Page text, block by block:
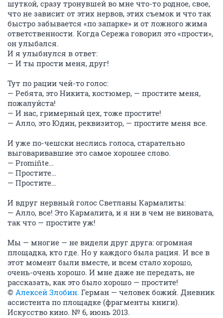
шуткой, сразу тронувшей во мне что-то родное, свое,
что не зависит от этих нервов, этих съемок и что так
быстро забывается «по запарке» и от ложного жима
ответственности. Когда Сережа говорил это «прости»,
он улыбался.
И я улыбнулся в ответ:
— И ты прости меня, друг!
Тут по рации чей-то голос:
— Ребята, это Никита, костюмер, — простите меня,
пожалуйста!
— И нас, гримерный цех, тоже простите!
— Алло, это Юдин, реквизитор, — простите меня все.
И уже по-чешски неслись голоса, старательно
выговаривавшие это самое хорошее слово.
— Promiňte…
— Простите…
— Простите…
И вдруг нервный голос Светланы Кармалиты:
— Алло, все! Это Кармалита, и я ни в чем не виновата,
так что — простите уж!
Мы — многие — не видели друг друга: огромная
площадка, кто где. Но у каждого была рация. И все в
этот момент были вместе, и всем стало хорошо,
очень-очень хорошо. И мне даже не передать, не
рассказать, как это было хорошо — простите!
© Алексей Злобин. Герман — человек божий. Дневник
ассистента по площадке (фрагменты книги).
Искусство кино. № 6, июнь 2013.